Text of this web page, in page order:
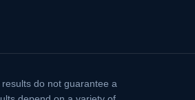
results do not guarantee a